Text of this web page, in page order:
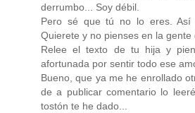
derrumbo... Soy débil.
Pero sé que tú no lo eres. Así
Quierete y no pienses en la gente
Relee el texto de tu hija y
afortunada por sentir todo ese
Bueno, que ya me he enrollado
de a publicar comentario lo
tostón te he dado...